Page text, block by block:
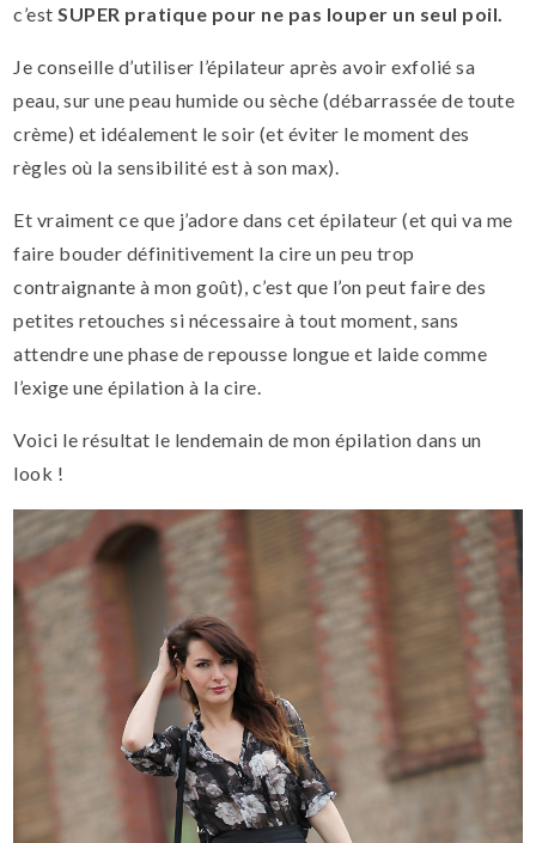
c’estSUPER pratique pour ne pas louper un seul poil.
Je conseille d’utiliser l’épilateur après avoir exfolié sa
peau, sur une peau humide ou sèche (débarrassée de toute
crème) et idéalement le soir (et éviter le moment des
règles où la sensibilité est à son max).
Et vraiment ce que j’adore dans cet épilateur (et qui va me
faire bouder définitivement la cire un peu trop
contraignante à mon goût), c’est que l’on peut faire des
petites retouches si nécessaire à tout moment, sans
attendre une phase de repousse longue et laide comme
l’exige une épilation à la cire.
Voici le résultat le lendemain de mon épilation dans un
look !